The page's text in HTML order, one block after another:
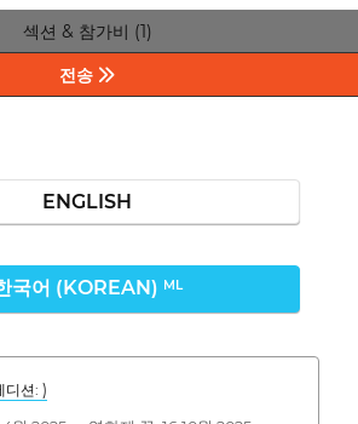
섹션 & 참가비 (1)
전송
ENGLISH
국어 (KOREAN) ML
디션: )